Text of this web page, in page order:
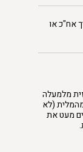
אח"כ או
זית מלמעלה
מהמלית (לא
מעט את